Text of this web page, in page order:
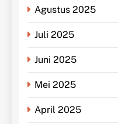
Agustus 2025
Juli 2025
Juni 2025
Mei 2025
April 2025